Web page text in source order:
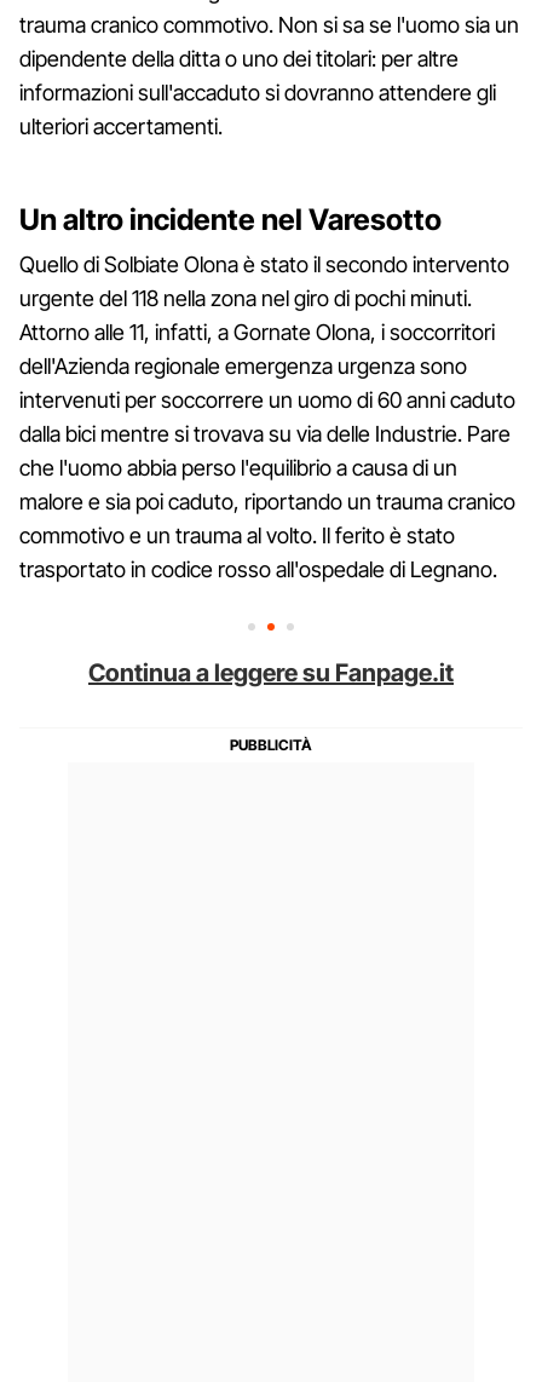
trauma cranico commotivo. Non si sa se l'uomo sia un
dipendente della ditta o uno dei titolari: per altre
informazioni sull'accaduto si dovranno attendere gli
ulteriori accertamenti.
Un altro incidente nel Varesotto
Quello di Solbiate Olona è stato il secondo intervento
urgente del 118 nella zona nel giro di pochi minuti.
Attorno alle 11, infatti, a Gornate Olona, i soccorritori
dell'Azienda regionale emergenza urgenza sono
intervenuti per soccorrere un uomo di 60 anni caduto
dalla bici mentre si trovava su via delle Industrie. Pare
che l'uomo abbia perso l'equilibrio a causa di un
malore e sia poi caduto, riportando un trauma cranico
commotivo e un trauma al volto. Il ferito è stato
trasportato in codice rosso all'ospedale di Legnano.
Continua a leggere su Fanpage.it